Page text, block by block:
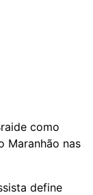
como
Maranhão nas
define